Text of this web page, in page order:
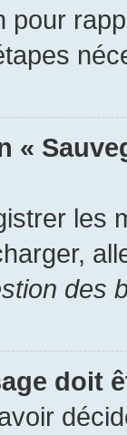
pour
«
des
doit